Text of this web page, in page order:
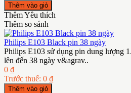
Thêm Yêu thích
Thêm so sánh
Philips E103 Black pin 38 ngày
Philips E103 sử dụng pin dung lượng
lên đến 38 ngày v&agrav..
0 ₫
Trước thuế: 0 ₫